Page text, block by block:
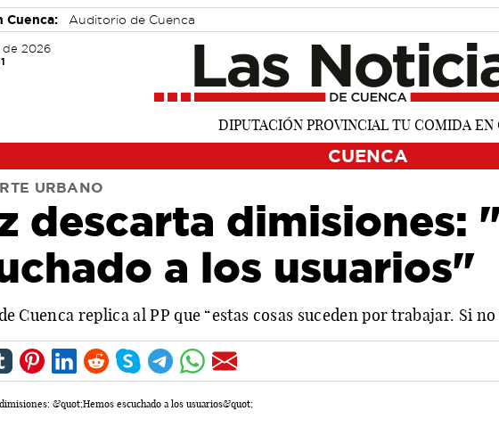
Cuenca: Auditorio de Cuenca
de 2026
CUENCA
URBANO
descarta dimisiones:
a los usuarios"
Cuenca replica al PP que “estas cosas suceden por trabajar. Si